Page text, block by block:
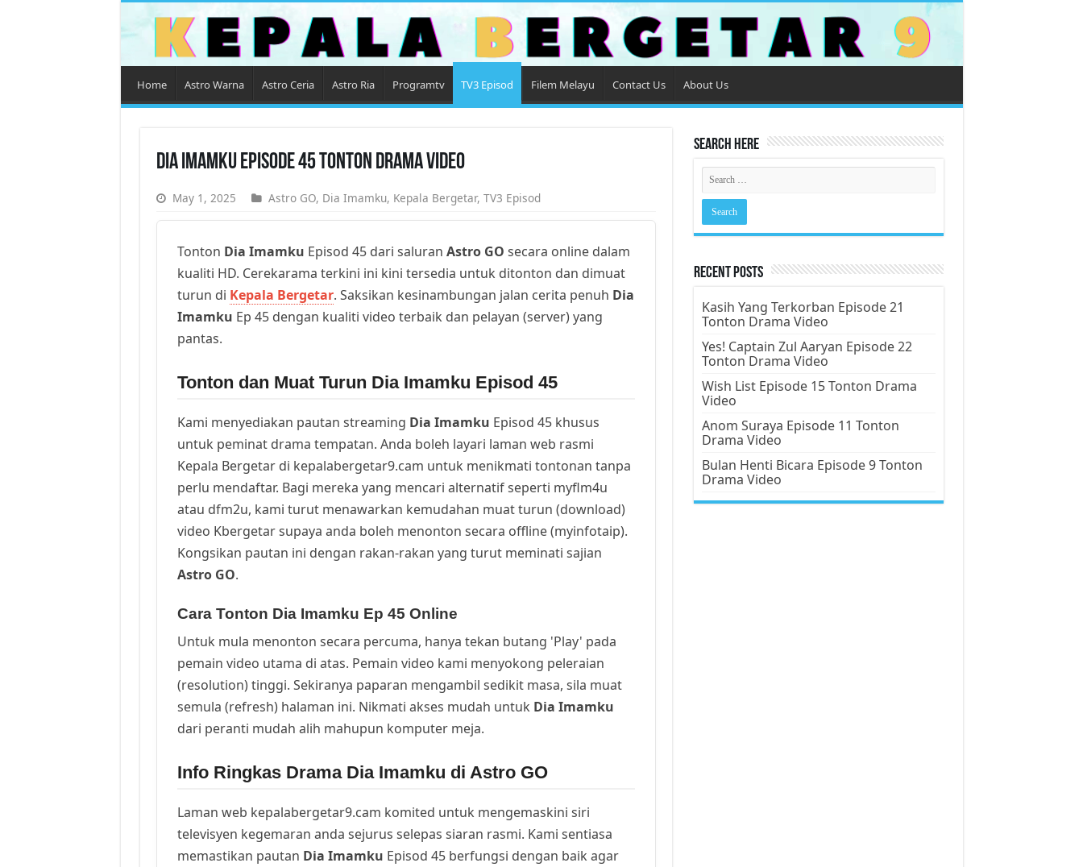
Home Astro Warna Astro Ceria Astro Ria Programtv TV3 Episod Filem Melayu Contact Us About Us
Dia Imamku Episode 45 Tonton Drama Video
May 1, 2025 Astro GO, Dia Imamku, Kepala Bergetar, TV3 Episod
Tonton Dia Imamku Episod 45 dari saluran Astro GO secara online dalam
kualiti HD. Cerekarama terkini ini kini tersedia untuk ditonton dan dimuat
turun di Kepala Bergetar. Saksikan kesinambungan jalan cerita penuh Dia
Imamku Ep 45 dengan kualiti video terbaik dan pelayan (server) yang
pantas.
Tonton dan Muat Turun Dia Imamku Episod 45
Kami menyediakan pautan streaming Dia Imamku Episod 45 khusus
untuk peminat drama tempatan. Anda boleh layari laman web rasmi
Kepala Bergetar di kepalabergetar9.cam untuk menikmati tontonan tanpa
perlu mendaftar. Bagi mereka yang mencari alternatif seperti myflm4u
atau dfm2u, kami turut menawarkan kemudahan muat turun (download)
video Kbergetar supaya anda boleh menonton secara offline (myinfotaip).
Kongsikan pautan ini dengan rakan-rakan yang turut meminati sajian
Astro GO.
Cara Tonton Dia Imamku Ep 45 Online
Untuk mula menonton secara percuma, hanya tekan butang 'Play' pada
pemain video utama di atas. Pemain video kami menyokong peleraian
(resolution) tinggi. Sekiranya paparan mengambil sedikit masa, sila muat
semula (refresh) halaman ini. Nikmati akses mudah untuk Dia Imamku
dari peranti mudah alih mahupun komputer meja.
Info Ringkas Drama Dia Imamku di Astro GO
Laman web kepalabergetar9.cam komited untuk mengemaskini siri
televisyen kegemaran anda sejurus selepas siaran rasmi. Kami sentiasa
memastikan pautan Dia Imamku Episod 45 berfungsi dengan baik agar
Search Here
Recent Posts
Kasih Yang Terkorban Episode 21
Tonton Drama Video
Yes! Captain Zul Aaryan Episode 22
Tonton Drama Video
Wish List Episode 15 Tonton Drama
Video
Anom Suraya Episode 11 Tonton
Drama Video
Bulan Henti Bicara Episode 9 Tonton
Drama Video